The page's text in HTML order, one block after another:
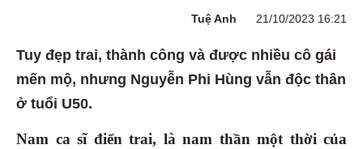
Tuệ Anh 21/10/2023 16:21
Tuy đẹp trai, thành công và được nhiều cô gái
mến mộ, nhưng Nguyễn Phi Hùng vẫn độc thân
ở tuổi U50.
Nam ca sĩ điển trai, là nam thần một thời của